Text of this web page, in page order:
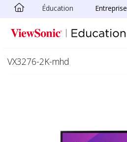
Passer au contenu principal
Éducation Entreprise
VX3276-2K-mhd